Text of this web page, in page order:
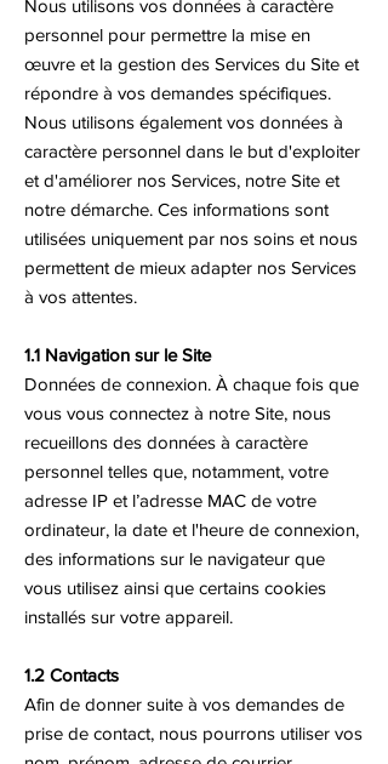
Nous utilisons vos données à caractère
personnel pour permettre la mise en
œuvre et la gestion des Services du Site et
répondre à vos demandes spécifiques.
Nous utilisons également vos données à
caractère personnel dans le but d'exploiter
et d'améliorer nos Services, notre Site et
notre démarche. Ces informations sont
utilisées uniquement par nos soins et nous
permettent de mieux adapter nos Services
à vos attentes.
1.1 Navigation sur le Site
Données de connexion. À chaque fois que
vous vous connectez à notre Site, nous
recueillons des données à caractère
personnel telles que, notamment, votre
adresse IP et l’adresse MAC de votre
ordinateur, la date et l'heure de connexion,
des informations sur le navigateur que
vous utilisez ainsi que certains cookies
installés sur votre appareil.
1.2 Contacts
Afin de donner suite à vos demandes de
prise de contact, nous pourrons utiliser vos